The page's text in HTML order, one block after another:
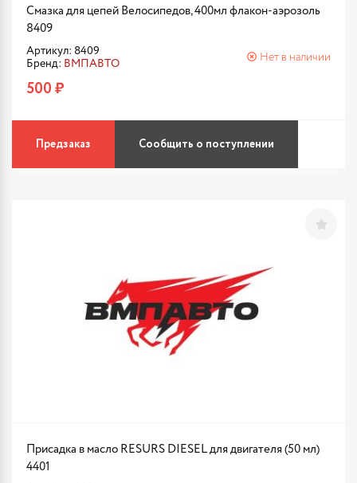
Смазка для цепей Велосипедов, 400мл флакон-аэрозоль
8409
Артикул: 8409
Бренд: ВМПАВТО
Нет в наличии
500 ₽
Предзаказ Сообщить о поступлении
Присадка в масло RESURS DIESEL для двигателя (50 мл)
4401